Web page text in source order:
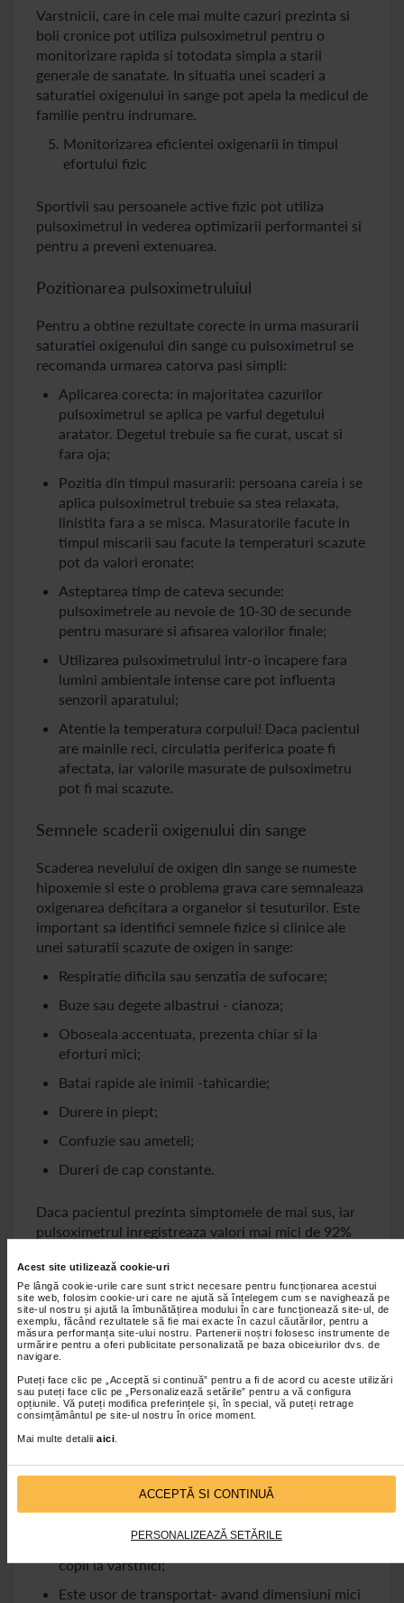
Acest site utilizează cookie-uri
Pe lângă cookie-urile care sunt strict necesare pentru funcționarea acestui
site web, folosim cookie-uri care ne ajută să înțelegem cum se navighează pe
site-ul nostru și ajută la îmbunătățirea modului în care funcționează site-ul, de
exemplu, făcând rezultatele să fie mai exacte în cazul căutărilor, pentru a
măsura performanța site-ului nostru. Partenerii noștri folosesc instrumente de
urmărire pentru a oferi publicitate personalizată pe baza obiceiurilor dvs. de
navigare.
Puteți face clic pe „Acceptă si continuă” pentru a fi de acord cu aceste utilizări
sau puteți face clic pe „Personalizează setările” pentru a vă configura
opțiunile. Vă puteți modifica preferințele și, în special, vă puteți retrage
consimțământul pe site-ul nostru în orice moment.
Mai multe detalii aici
ACCEPTĂ SI CONTINUĂ
PERSONALIZEAZĂ SETĂRILE
Varstnicii, care in cele mai multe cazuri prezinta si
boli cronice pot utiliza pulsoximetrul pentru o
monitorizare rapida si totodata simpla a starii
generale de sanatate. In situatia unei scaderi a
saturatiei oxigenului in sange pot apela la medicul de
familie pentru indrumare.
Monitorizarea eficientei oxigenarii in timpul
efortului fizic
Sportivii sau persoanele active fizic pot utiliza
pulsoximetrul in vederea optimizarii performantei si
pentru a preveni extenuarea.
Pozitionarea pulsoximetruluiul
Pentru a obtine rezultate corecte in urma masurarii
saturatiei oxigenului din sange cu pulsoximetrul se
recomanda urmarea catorva pasi simpli:
Aplicarea corecta: in majoritatea cazurilor
pulsoximetrul se aplica pe varful degetului
aratator. Degetul trebuie sa fie curat, uscat si
fara oja;
Pozitia din timpul masurarii: persoana careia i se
aplica pulsoximetrul trebuie sa stea relaxata,
linistita fara a se misca. Masuratorile facute in
timpul miscarii sau facute la temperaturi scazute
pot da valori eronate;
Asteptarea timp de cateva secunde:
pulsoximetrele au nevoie de 10-30 de secunde
pentru masurare si afisarea valorilor finale;
Utilizarea pulsoximetrului intr-o incapere fara
lumini ambientale intense care pot influenta
senzorii aparatului;
Atentie la temperatura corpului! Daca pacientul
are mainile reci, circulatia periferica poate fi
afectata, iar valorile masurate de pulsoximetru
pot fi mai scazute.
Semnele scaderii oxigenului din sange
Scaderea nevelului de oxigen din sange se numeste
hipoxemie si este o problema grava care semnaleaza
oxigenarea deficitara a organelor si tesuturilor. Este
important sa identifici semnele fizice si clinice ale
unei saturatii scazute de oxigen in sange:
Respiratie dificila sau senzatia de sufocare;
Buze sau degete albastrui - cianoza;
Oboseala accentuata, prezenta chiar si la
eforturi mici;
Batai rapide ale inimii -tahicardie;
Durere in piept;
Confuzie sau ameteli;
Dureri de cap constante.
Daca pacientul prezinta simptomele de mai sus, iar
pulsoximetrul inregistreaza valori mai mici de 92%
De ce e important sa ai un pulsoximetru in
trusa medicala
Pulsoximetrul este un dispozitiv usor de folosit,
Monitorizare rapida, non-invaziva sau altfel spus
fara intepaturi sau durere;
Esential in situatii de urgenta- ofera informatii
importante ce pot fi transmise medicului pana la
sosirea acestuia;
Are costuri redus;
Se poate folosi la toate grupele de pacienti- de la
copii la varstnici;
Este usor de transportat- avand dimensiuni mici